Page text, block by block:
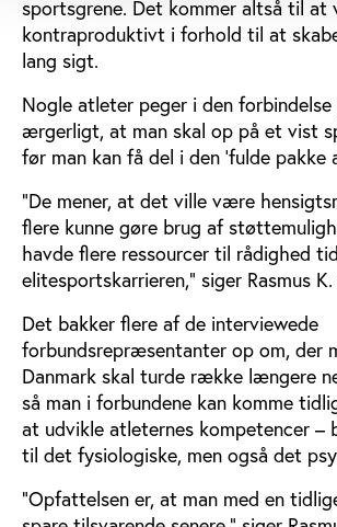
sportsgrene. Det kommer altså til at
kontraproduktivt i forhold til at
lang sigt.
Nogle atleter peger i den
ærgerligt, at man skal op på et vist
før man kan få del i den ’fulde pakke
”De mener, at det ville være
flere kunne gøre brug af
havde flere ressourcer til rådighed
elitesportskarrieren,” siger Rasmus
Det bakker flere af de interviewede
forbundsrepræsentanter op om, der
Danmark skal turde række længere
så man i forbundene kan komme
at udvikle atleternes kompetencer –
til det fysiologiske, men også det
”Opfattelsen er, at man med en